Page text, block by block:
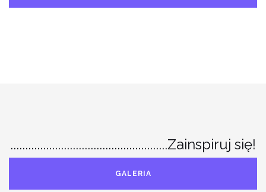
.....................................................Zainspiruj się!
GALERIA